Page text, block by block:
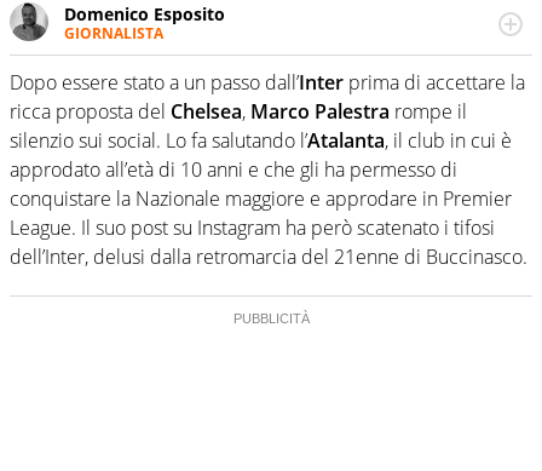
Domenico Esposito
GIORNALISTA
Da vent’anni in campo e sul campo per vivere ogni evento
in tutte le sue sfaccettature. Passione smisurata per il
calcio e per la sfera di cuoio. Il pallone è una cosa
serissima, guai a dirgli di no
Dopo essere stato a un passo dall’Inter prima di accettare la
ricca proposta del Chelsea, Marco Palestra rompe il
silenzio sui social. Lo fa salutando l’Atalanta, il club in cui è
approdato all’età di 10 anni e che gli ha permesso di
conquistare la Nazionale maggiore e approdare in Premier
League. Il suo post su Instagram ha però scatenato i tifosi
dell’Inter, delusi dalla retromarcia del 21enne di Buccinasco.